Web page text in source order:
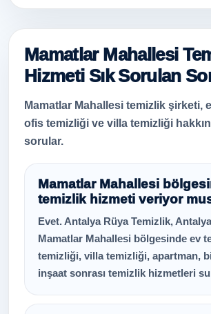
Mamatlar Mahallesi
Hizmeti Sık Sorulan
Mamatlar Mahallesi temizlik şirketi,
ofis temizliği ve villa temizliği
sorular.
Mamatlar Mahallesi
temizlik hizmeti veriyor
Evet. Antalya Rüya Temizlik,
Mamatlar Mahallesi bölgesinde ev
temizliği, villa temizliği, apartman,
inşaat sonrası temizlik hizmetleri